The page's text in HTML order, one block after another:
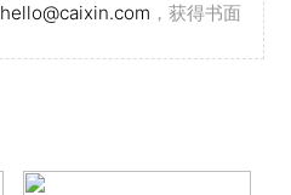
hello@caixin.com ，获得书面